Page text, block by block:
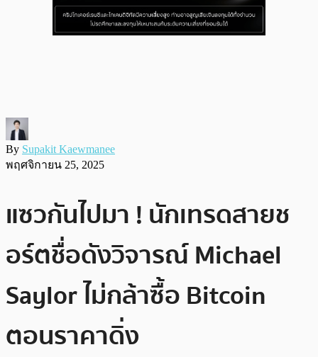
By Supakit Kaewmanee
พฤศจิกายน 25, 2025
แซวกันไปมา ! นักเทรดสายช
อร์ตชื่อดังวิจารณ์ Michael
Saylor ไม่กล้าซื้อ Bitcoin
ตอนราคาดิ่ง